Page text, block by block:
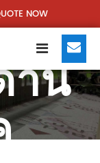
NOW
าน